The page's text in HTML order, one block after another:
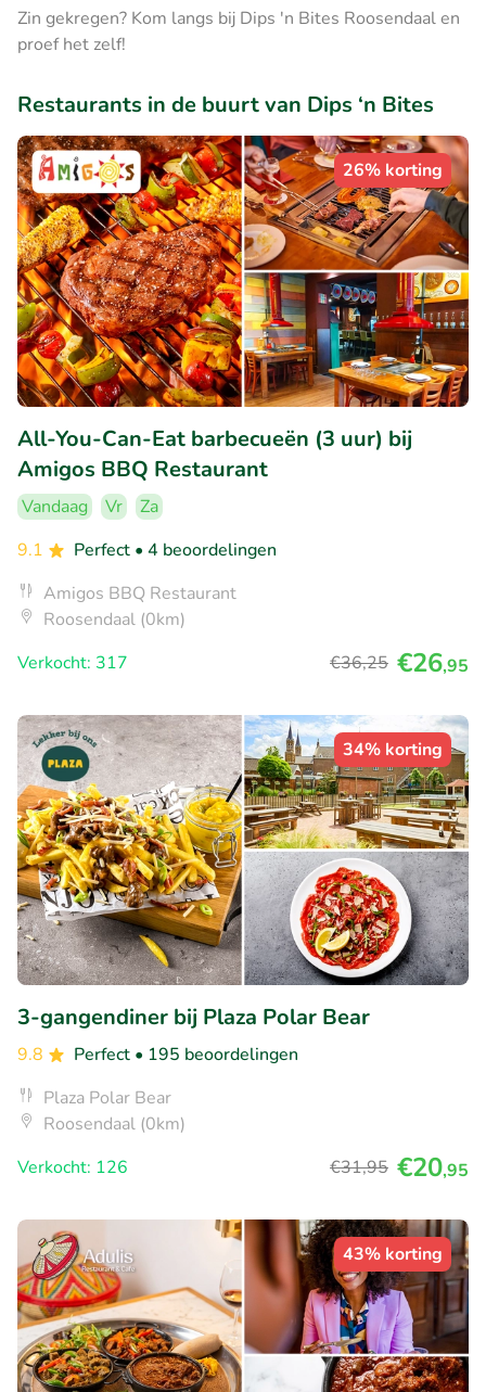
Zin gekregen? Kom langs bij Dips 'n Bites Roosendaal en
proef het zelf!
Restaurants in de buurt van Dips ‘n Bites
26% korting
All-You-Can-Eat barbecueën (3 uur) bij
Amigos BBQ Restaurant
Vandaag Vr
Za
9.1
Perfect • 4 beoordelingen
Amigos BBQ Restaurant
Roosendaal (0km)
Verkocht: 317
€36,25 €26,95
34% korting
3-gangendiner bij Plaza Polar Bear
9.8 Perfect • 195 beoordelingen
Plaza Polar Bear
Roosendaal (0km)
Verkocht: 126
€31,95 €20,95
43% korting